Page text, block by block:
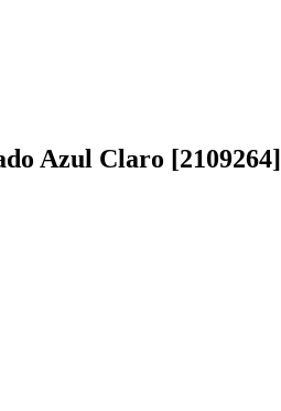
Azul Claro [2109264]